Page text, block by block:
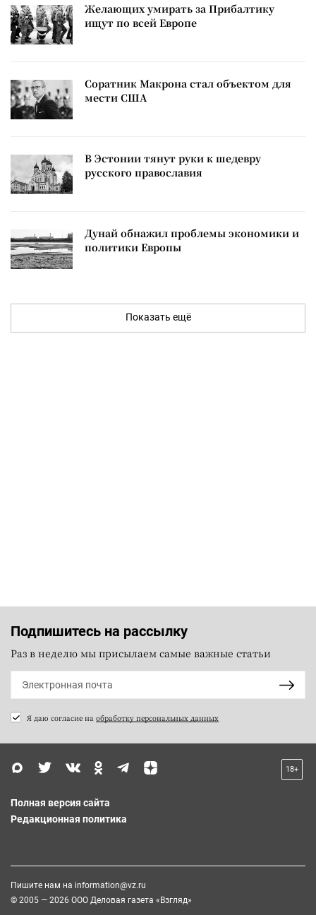
Желающих умирать за Прибалтику
ищут по всей Европе
Соратник Макрона стал объектом для
мести США
В Эстонии тянут руки к шедевру
русского православия
Дунай обнажил проблемы экономики и
политики Европы
Показать ещё
Подпишитесь на рассылку
Раз в неделю мы присылаем самые важные статьи
Я даю согласие на обработку персональных данных
18+
Полная версия сайта
Редакционная политика
Пишите нам на information@vz.ru
© 2005 — 2026 ООО Деловая газета «Взгляд»